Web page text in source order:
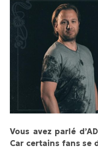
Vous avez parlé
Car certains fans se